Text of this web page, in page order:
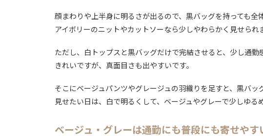
顔まわりや上半身に明るさが出るので、黒バッグを持っても全
アイボリーのニットやカットソーなら少しやわらかく見せられ
ただし、白トップスと黒バッグだけで完結させると、少し通
きれいですが、真面目さも出やすいです。
そこにベージュパンツやグレージュの羽織りを足すと、黒バ
見せたい日は、白で明るくして、ベージュやグレーで少しゆる
ベージュ・グレーは通勤にも普段にも寄せやす